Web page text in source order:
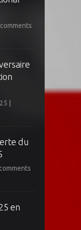
comments
du
comments
en